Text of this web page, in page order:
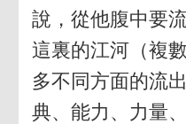
說，從他腹中要
這裏的江河（複
多不同方面的流
典、能力、力量